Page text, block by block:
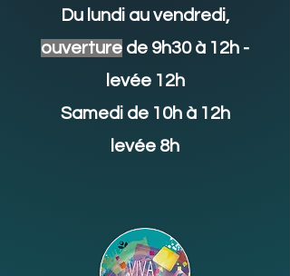
Du lundi au vendredi,
ouverture de 9h30 à 12h -
levée 12h
Samedi de 10h à 12h
levée 8h